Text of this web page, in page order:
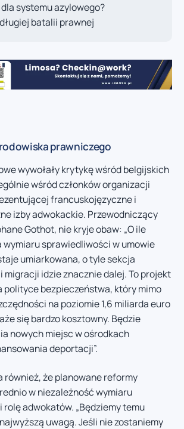
systemu azylowego?
batalii prawnej
prawniczego
wywołały krytykę wśród belgijskich
wśród członków organizacji
francuskojęzyczne i
izby adwokackie. Przewodniczący
Gothot, nie kryje obaw: „O ile
sprawiedliwości w umowie
umiarkowana, o tyle sekcja
migracji idzie znacznie dalej. To projekt
polityce bezpieczeństwa, który mimo
na poziomie 1,6 miliarda euro
się bardzo kosztowny. Będzie
nowych miejsc w ośrodkach
deportacji”.
również, że planowane reformy
w niezależność wymiaru
adwokatów. „Będziemy temu
uwagą. Jeśli nie zostaniemy